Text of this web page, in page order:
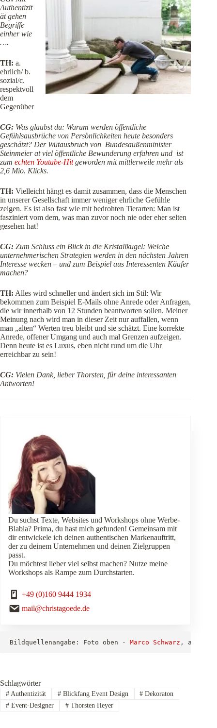
Authentizit
ät gehen
Begriffe
einher wie
….
TH: a.
ehrlich/ b.
sozial/c.
respektvoll
dem
Gegenüber
CG: Was glaubst du: Warum werden öffentliche
Gefühlsausbrüche von Persönlichkeiten heute besonders
geschätzt? Der Wutausbruch von Bundesaußenminister
Steinmeier at viel öffentliche Bewunderung erfahren und ist
zum echten Youtube-Hitgeworden mit mittlerweile mehr als
2,6 Mio. Klicks.
TH: Vielleicht hängt es damit zusammen, dass die Menschen
in unserer Gesellschaft immer weniger ehrliche Gefühle
zeigen. Es ist also fast wie mit bedrohten Tierarten: Man ist
fasziniert vom dem, was man zuvor noch nie oder eher selten
gesehen hat!
CG: Zum Schluss ein Blick in die Kristallkugel: Welche
unternehmerischen Strategien werden in den nächsten Jahren
Interesse wecken – und zum Beispiel aus Interessenten Käufer
machen?
TH: Alles wird schneller und ändert sich im Stil: Wir
bekommen zum Beispiel E-Mails ohne Anrede oder Anfragen,
die wir innerhalb von 12 Stunden beantworten sollen. Meiner
Meinung nach wird man in dieser Zeit nur auffallen, wenn
man „alten“ Werten treu bleibt und sie schätzt. Eine korrekte
Anrede, offener Umgang und auch mal Grenzen aufzeigen.
Denn heute ist es Luxus, eben nicht rund um die Uhr
erreichbar zu sein!
CG: Vielen Dank, lieber Thorsten, für deine interessanten
Antworten!
Du suchst Texte, Websites und Workshops ohne Werbe-
Blabla? Prima, du hast mich gefunden! Gemeinsam mit
dir entwickele ich deinen authentischen Markenauftritt,
der zu deinem Unternehmen und deinen Zielgruppen
passt.
Du möchtest lieber viel selbst machen? Nutze meine
Workshops als Rampe zum Durchstarten.
+49 (0)160 9444 1934
mail@christagoede.de
Bildquellenangabe: Foto oben - Marco Schwarz , alle
Schlagwörter
#Authentizität #Blickfang Event Design # Dekoraton
#Event-Designer #Thorsten Heyer